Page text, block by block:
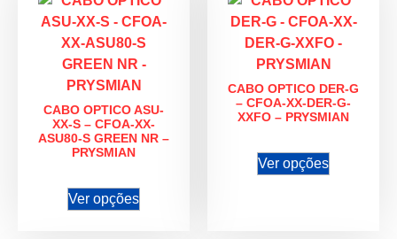
CABO OPTICO ASU-
XX-S – CFOA-XX-
ASU80-S GREEN NR –
PRYSMIAN
Ver opções
CABO OPTICO DER-G
– CFOA-XX-DER-G-
XXFO – PRYSMIAN
Ver opções